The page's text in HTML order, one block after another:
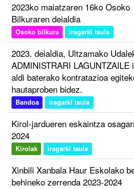
2023ko maiatzaren 16ko Osoko
Bilkuraren deialdia
Osoko bilkura iragarki taula
2023. deialdia, Ultzamako
ADMINISTRARI LAGUNTZAILE
aldi baterako kontratazioa
hautaproben bidez.
Bandoa iragarki taula
Kirol-jardueren eskaintza
2024
Kirolak iragarki taula
Xinbili Xanbala Haur Eskolako
behineko zerrenda 2023-2024